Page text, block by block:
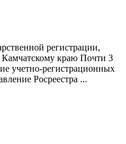
регистрации,
Камчатскому краю Почти 3
учетно-регистрационных
Росреестра ...